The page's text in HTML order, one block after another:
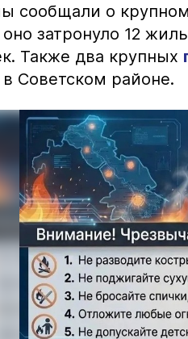
сообщали о крупном
затронуло 12
Также два крупных
Советском районе.